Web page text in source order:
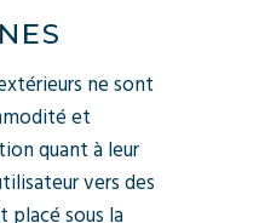
ne sont
et
quant à leur
vers des
sous la